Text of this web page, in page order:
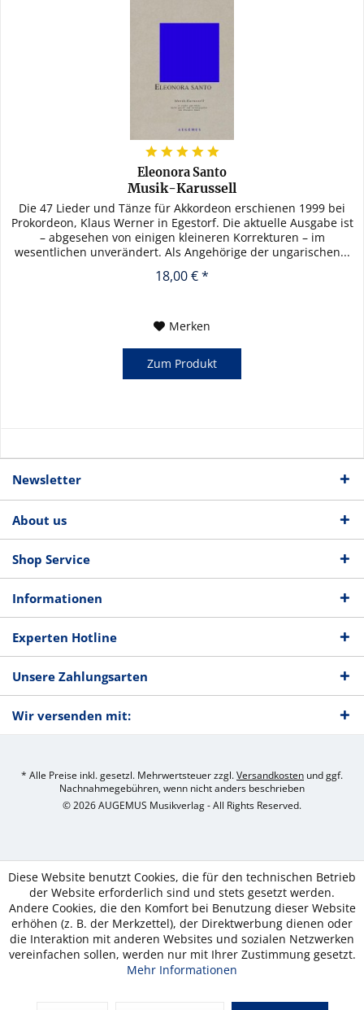
Eleonora Santo
Musik-Karussell
Die 47 Lieder und Tänze für Akkordeon erschienen 1999 bei
Prokordeon, Klaus Werner in Egestorf. Die aktuelle Ausgabe ist
– abgesehen von einigen kleineren Korrekturen – im
wesentlichen unverändert. Als Angehörige der ungarischen...
18,00 € *
Merken
Zum Produkt
Newsletter
About us
Shop Service
Informationen
Experten Hotline
Unsere Zahlungsarten
Wir versenden mit:
* Alle Preise inkl. gesetzl. Mehrwertsteuer zzgl.Versandkosten und ggf.
Nachnahmegebühren, wenn nicht anders beschrieben
© 2026 AUGEMUS Musikverlag - All Rights Reserved.
Diese Website benutzt Cookies, die für den technischen Betrieb
der Website erforderlich sind und stets gesetzt werden.
Andere Cookies, die den Komfort bei Benutzung dieser Website
erhöhen (z. B. der Merkzettel), der Direktwerbung dienen oder
die Interaktion mit anderen Websites und sozialen Netzwerken
vereinfachen sollen, werden nur mit Ihrer Zustimmung gesetzt.
Mehr Informationen